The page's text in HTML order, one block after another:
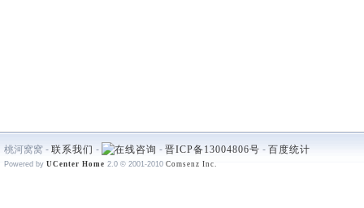
桃河窝窝 - 联系我们 - - 晋ICP备13004806号 - 百度统计
Powered by UCenter Home 2.0 © 2001-2010 Comsenz Inc.